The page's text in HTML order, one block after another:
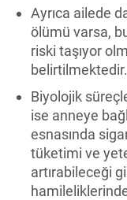
Ayrıca ailede
ölümü varsa,
riski taşıyor
belirtilmektedir.
Biyolojik
ise anneye
esnasında
tüketimi ve
artırabileceği